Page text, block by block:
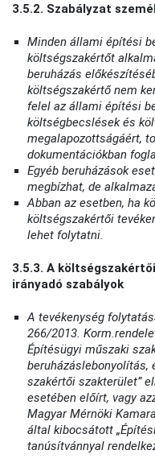
3.5.2. Szabályzat
Minden állami építési
költségszakértőt
beruházás
költségszakértő nem
felel az állami építési
költségbecslések és
megalapozottságáért,
dokumentációkban
Egyéb beruházások
megbízhat, de
Abban az esetben, ha
költségszakértői
lehet folytatni.
3.5.3. A
irányadó szabályok
A tevékenység
266/2013.
Építésügyi műszaki
beruházáslebonyolítás,
szakértői szakterület”
esetében előírt, vagy
Magyar Mérnöki
által kibocsátott
tanúsítvánnyal